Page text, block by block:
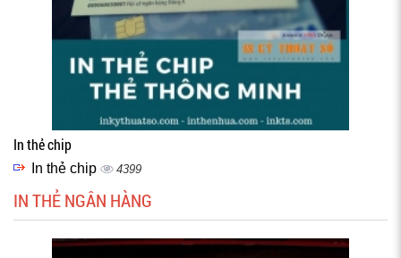
In thẻ chip
In thẻ chip 4399
IN THẺ NGÂN HÀNG